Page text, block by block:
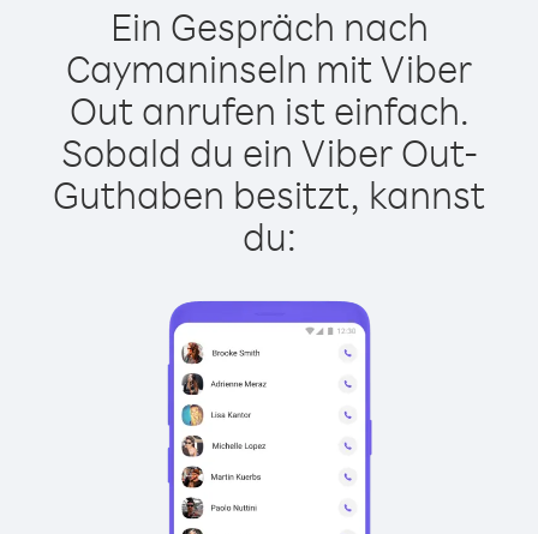
Ein Gespräch nach
Caymaninseln mit Viber
Out anrufen ist einfach.
Sobald du ein Viber Out-
Guthaben besitzt, kannst
du: